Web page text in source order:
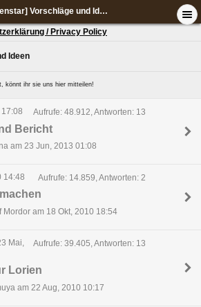
[Elvenstar] Vorschläge und Ideen
/ Privacy Policy
Ideen
könnt ihr sie uns hier mitteilen!
Aufrufe: 48.912, Antworten: 13
Bericht
am 23 Jun, 2013 01:08
14:48 Aufrufe: 14.859, Antworten: 2
Mordor am 18 Okt, 2010 18:54
Mai,
Aufrufe: 39.405, Antworten: 13
Lorien
am 22 Aug, 2010 10:17